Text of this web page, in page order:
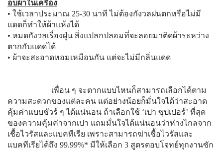
อบผ้าในเครื่อง
• ใช้เวลาประมาณ 25-30 นาที ไม่ต้องกังวลฝนตกหรือไม่มี
แดดก็ทำให้ผ้าแห้งได้
• หมดกังวลเรื่องฝุ่น สิ่งแปลกปลอมที่จะลอยมาติดผ้าระหว่าง
ตากกับแดดได้
• ผ้าจะสะอาดหอมเหมือนกัน แต่จะไม่มีกลิ่นแดด
เพื่อน ๆ จะตากแบบไหนก็สามารถเลือกได้ตาม
ความสะดวกของแต่ละคน แต่อย่างน้อยก็มั่นใจได้ว่าสะอาด
คุ้มค่าแบบชัวร์ ๆ ได้แน่นอน ถ้าเลือกใช้ ‘เปา ซุปเปอร์’ ที่สุด
ของความคุ้มค่าจากเปา แถมมั่นใจได้แน่นอนว่าห่างไกลจาก
เชื้อไวรัสและแบคทีเรีย เพราะสามารถฆ่าเชื้อไวรัสและ
แบคทีเรียได้ถึง 99.99%* มีให้เลือก 3 สูตรตอบโจทย์ทุกงานซัก